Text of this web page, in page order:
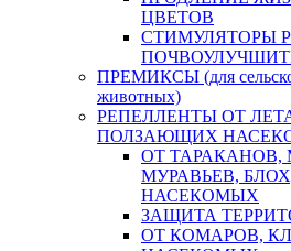
ЦВЕТОВ
СТИМУЛЯТОРЫ
ПРЕМИКСЫ (для
животных)
РЕПЕЛЛЕНТЫ ОТ
ПОЛЗАЮЩИХ
ОТ
МУРАВЬЕВ,
НАСЕКОМЫХ
ЗАЩИТА
ОТ КОМАРОВ,